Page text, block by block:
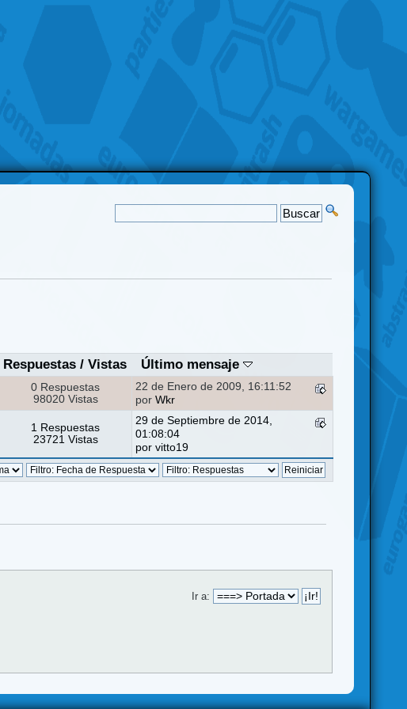
Respuestas /Vistas Último mensaje
0 Respuestas
98020 Vistas
22 de Enero de 2009, 16:11:52
porWkr
1 Respuestas
23721 Vistas
29 de Septiembre de 2014,
01:08:04
porvitto19
Ir a: